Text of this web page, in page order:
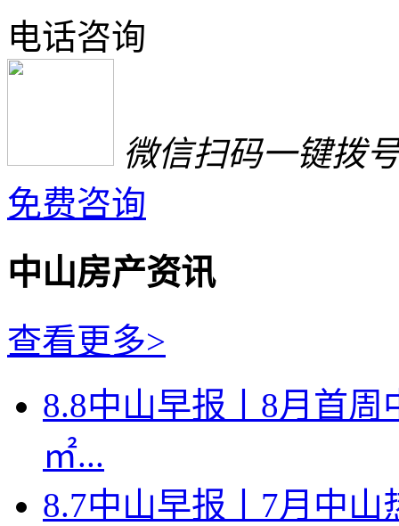
电话咨询
微信扫码一键拨
免费咨询
中山房产资讯
查看更多>
8.8中山早报丨8月首周
㎡...
8.7中山早报丨7月中